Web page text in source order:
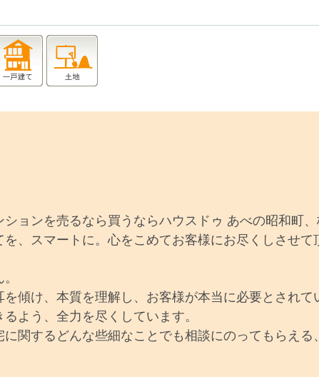
ョンを売るなら買うならハウスドゥ あべの昭和町
、スマートに。心をこめてお客様にお尽くしさせて
傾け、本質を理解し、お客様が本当に必要とされ
よう、全力を尽くしています。
関するどんな些細なことでも相談にのってもらえ